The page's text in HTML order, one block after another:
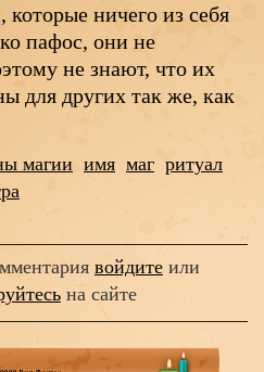
ничего из себя
пафос, они не
не знают, что их
для других так же, как
магии имя маг ритуал
войдите или
на сайте